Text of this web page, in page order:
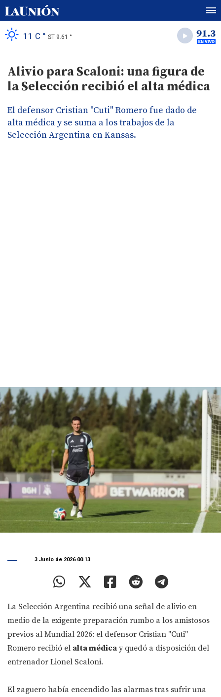
11 C ° ST 9.61 °
Alivio para Scaloni: una figura de
la Selección recibió el alta médica
El defensor Cristian "Cuti" Romero fue dado de
alta médica y se suma a los trabajos de la
Selección Argentina en Kansas.
3 Junio de 2026 00.13
La Selección Argentina recibió una señal de alivio en
medio de la exigente preparación rumbo a los amistosos
previos al Mundial 2026: el defensor Cristian "Cuti"
Romero recibió el alta médica y quedó a disposición del
entrenador Lionel Scaloni.
El zaguero había encendido las alarmas tras sufrir una